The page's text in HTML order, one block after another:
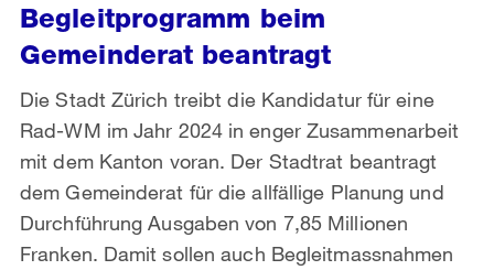
Begleitprogramm beim
Gemeinderat beantragt
Die Stadt Zürich treibt die Kandidatur für eine
Rad-WM im Jahr 2024 in enger Zusammenarbeit
mit dem Kanton voran. Der Stadtrat beantragt
dem Gemeinderat für die allfällige Planung und
Durchführung Ausgaben von 7,85 Millionen
Franken. Damit sollen auch Begleitmassnahmen